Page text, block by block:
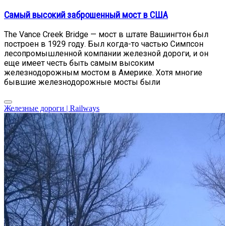
Самый высокий заброшенный мост в США
The Vance Creek Bridge — мост в штате Вашингтон был
построен в 1929 году. Был когда-то частью Симпсон
лесопромышленной компании железной дороги, и он
еще имеет честь быть самым высоким
железнодорожным мостом в Америке. Хотя многие
бывшие железнодорожные мосты были
Железные дороги | Railways